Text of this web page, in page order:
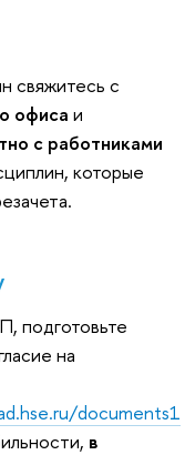
свяжитесь с
офиса и
с работниками
которые
подготовьте
на
documents1
в